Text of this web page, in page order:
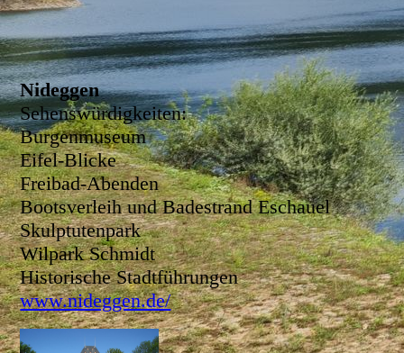
Nideggen
Sehenswürdigkeiten:
Burgenmuseum
Eifel-Blicke
Freibad-Abenden
Bootsverleih und Badestrand Eschauel
Skulptutenpark
Wilpark Schmidt
Historische Stadtführungen
www.nideggen.de/